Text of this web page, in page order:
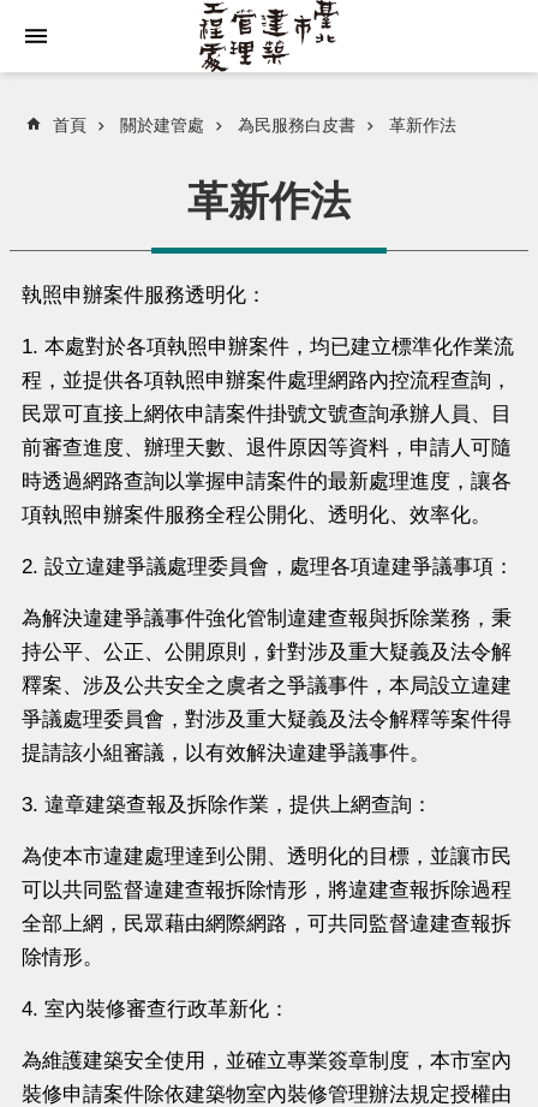
首頁 關於建管處 為民服務白皮書 革新作法
革新作法
執照申辦案件服務透明化：
1. 本處對於各項執照申辦案件，均已建立標準化作業流
程，並提供各項執照申辦案件處理網路內控流程查詢，
民眾可直接上網依申請案件掛號文號查詢承辦人員、目
前審查進度、辦理天數、退件原因等資料，申請人可隨
時透過網路查詢以掌握申請案件的最新處理進度，讓各
項執照申辦案件服務全程公開化、透明化、效率化。
2. 設立違建爭議處理委員會，處理各項違建爭議事項：
為解決違建爭議事件強化管制違建查報與拆除業務，秉
持公平、公正、公開原則，針對涉及重大疑義及法令解
釋案、涉及公共安全之虞者之爭議事件，本局設立違建
爭議處理委員會，對涉及重大疑義及法令解釋等案件得
提請該小組審議，以有效解決違建爭議事件。
3. 違章建築查報及拆除作業，提供上網查詢：
為使本市違建處理達到公開、透明化的目標，並讓市民
可以共同監督違建查報拆除情形，將違建查報拆除過程
全部上網，民眾藉由網際網路，可共同監督違建查報拆
除情形。
4. 室內裝修審查行政革新化：
為維護建築安全使用，並確立專業簽章制度，本市室內
裝修申請案件除依建築物室內裝修管理辦法規定授權由